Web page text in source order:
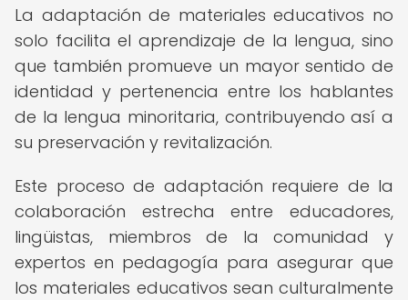
La adaptación de materiales educativos no
solo facilita el aprendizaje de la lengua, sino
que también promueve un mayor sentido de
identidad y pertenencia entre los hablantes
de la lengua minoritaria, contribuyendo así a
su preservación y revitalización.
Este proceso de adaptación requiere de la
colaboración estrecha entre educadores,
lingüistas, miembros de la comunidad y
expertos en pedagogía para asegurar que
los materiales educativos sean culturalmente